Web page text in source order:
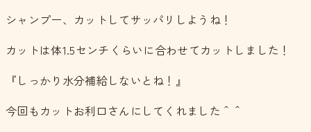
シャンプー、カットしてサッパリしようね！
カットは体1.5センチくらいに合わせてカットしました！
『しっかり水分補給しないとね！』
今回もカットお利口さんにしてくれました＾＾